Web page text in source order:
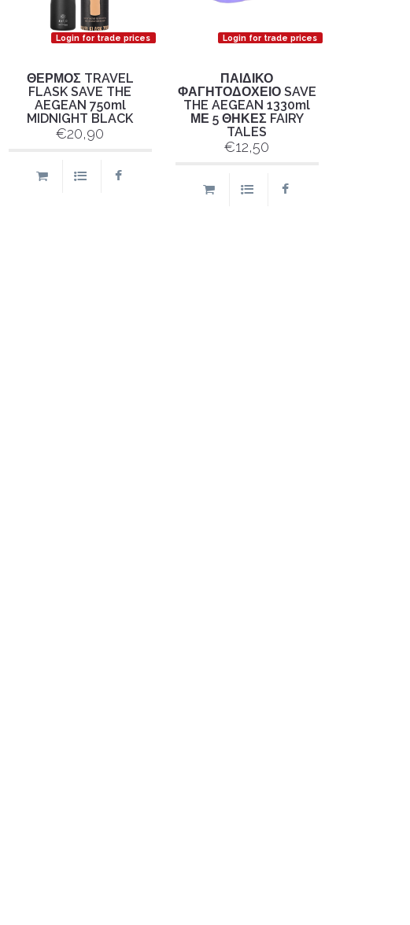
Login for trade prices
ΘΕΡΜΟΣ TRAVEL
FLASK SAVE THE
AEGEAN 750ml
MIDNIGHT BLACK
€20,90
Login for trade prices
ΠΑΙΔΙΚΟ
ΦΑΓΗΤΟΔΟΧΕΙΟ SAVE
THE AEGEAN 1330ml
ΜΕ 5 ΘΗΚΕΣ FAIRY
TALES
€12,50